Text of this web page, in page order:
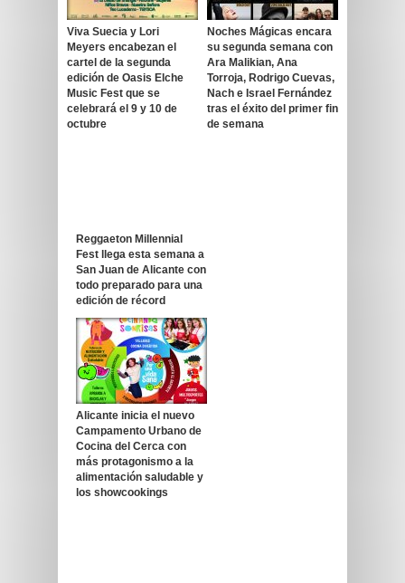
Viva Suecia y Lori
Meyers encabezan el
cartel de la segunda
edición de Oasis Elche
Music Fest que se
celebrará el 9 y 10 de
octubre
Noches Mágicas encara
su segunda semana con
Ara Malikian, Ana
Torroja, Rodrigo Cuevas,
Nach e Israel Fernández
tras el éxito del primer fin
de semana
Reggaeton Millennial
Fest llega esta semana a
San Juan de Alicante con
todo preparado para una
edición de récord
Alicante inicia el nuevo
Campamento Urbano de
Cocina del Cerca con
más protagonismo a la
alimentación saludable y
los showcookings